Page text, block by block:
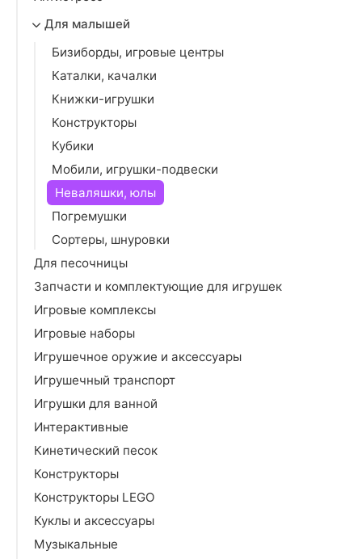
Для малышей
Бизиборды, игровые центры
Каталки, качалки
Книжки-игрушки
Конструкторы
Кубики
Мобили, игрушки-подвески
Неваляшки, юлы
Погремушки
Сортеры, шнуровки
Для песочницы
Запчасти и комплектующие для игрушек
Игровые комплексы
Игровые наборы
Игрушечное оружие и аксессуары
Игрушечный транспорт
Игрушки для ванной
Интерактивные
Кинетический песок
Конструкторы
Конструкторы LEGO
Куклы и аксессуары
Музыкальные